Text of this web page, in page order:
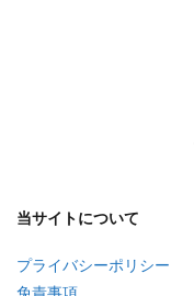
当サイトについて
プライバシーポリシー
免責事項